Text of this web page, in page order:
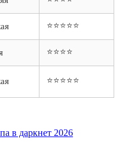
⭐⭐⭐⭐⭐
⭐⭐⭐⭐
⭐⭐⭐⭐⭐
в даркнет 2026